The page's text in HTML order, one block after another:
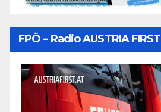
FPÖ – Radio AUSTRIA FIRST